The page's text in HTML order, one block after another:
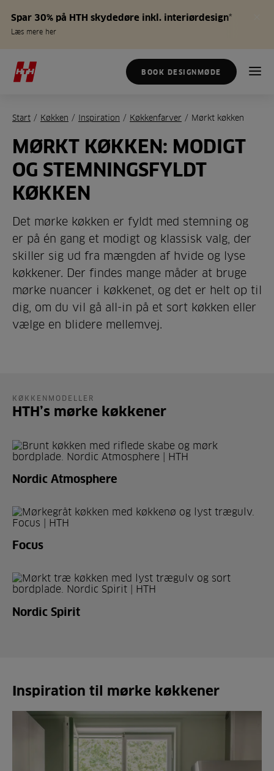
Spar 30% på HTH skydedøre inkl. interiørdesign*
Læs mere her
BOOK DESIGNMØDE
Start / Køkken / Inspiration / Køkkenfarver / Mørkt køkken
MØRKT KØKKEN: MODIGT
OG STEMNINGSFYLDT
KØKKEN
Det mørke køkken er fyldt med stemning og
er på én gang et modigt og klassisk valg, der
skiller sig ud fra mængden af hvide og lyse
køkkener. Der findes mange måder at bruge
mørke nuancer i køkkenet, og det er helt op til
dig, om du vil gå all-in på et sort køkken eller
vælge en blidere mellemvej.
KØKKENMODELLER
HTH’s mørke køkkener
Nordic Atmosphere
Focus
Nordic Spirit
Inspiration til mørke køkkener